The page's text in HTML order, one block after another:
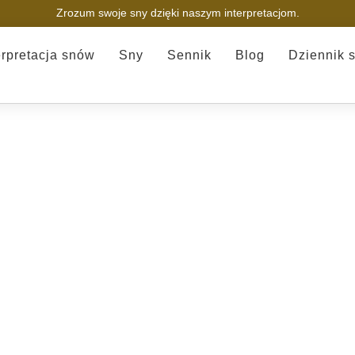
Zrozum swoje sny dzięki naszym interpretacjom.
snów Sny Sennik Blog Dziennik